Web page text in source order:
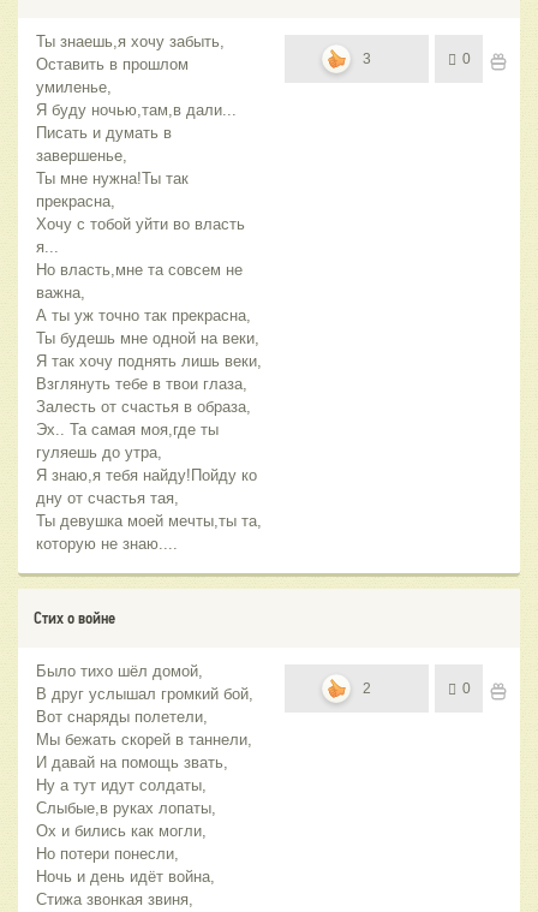
Ты знаешь,я хочу забыть,
Оставить в прошлом
умиленье,
Я буду ночью,там,в дали...
Писать и думать в
завершенье,
Ты мне нужна!Ты так
прекрасна,
Хочу с тобой уйти во власть
я...
Но власть,мне та совсем не
важна,
А ты уж точно так прекрасна,
Ты будешь мне одной на веки,
Я так хочу поднять лишь веки,
Взглянуть тебе в твои глаза,
Залесть от счастья в образа,
Эх.. Та самая моя,где ты
гуляешь до утра,
Я знаю,я тебя найду!Пойду ко
дну от счастья тая,
Ты девушка моей мечты,ты та,
которую не знаю....
3 0
Стих о войне
Было тихо шёл домой,
В друг услышал громкий бой,
Вот снаряды полетели,
Мы бежать скорей в таннели,
И давай на помощь звать,
Ну а тут идут солдаты,
Слыбые,в руках лопаты,
Ох и бились как могли,
Но потери понесли,
Ночь и день идёт война,
Стижа звонкая звиня,
2 0